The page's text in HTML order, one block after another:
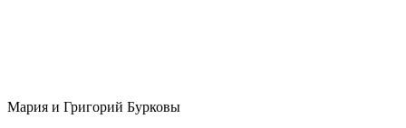
Мария и Григорий Бурковы